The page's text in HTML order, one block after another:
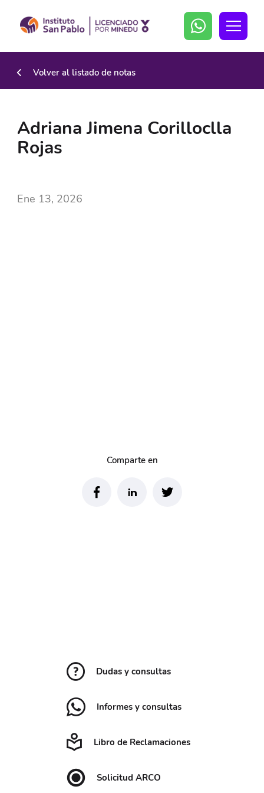
Volver al listado de notas
Adriana Jimena Corilloclla
Rojas
Ene 13, 2026
Comparte en
Dudas y consultas
Informes y consultas
Libro de Reclamaciones
Solicitud ARCO